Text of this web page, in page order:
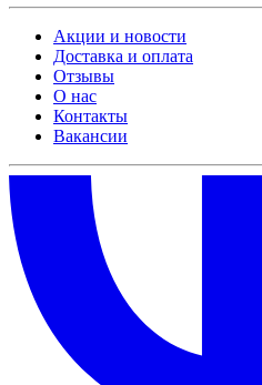
Акции и новости
Доставка и оплата
Отзывы
О нас
Контакты
Вакансии